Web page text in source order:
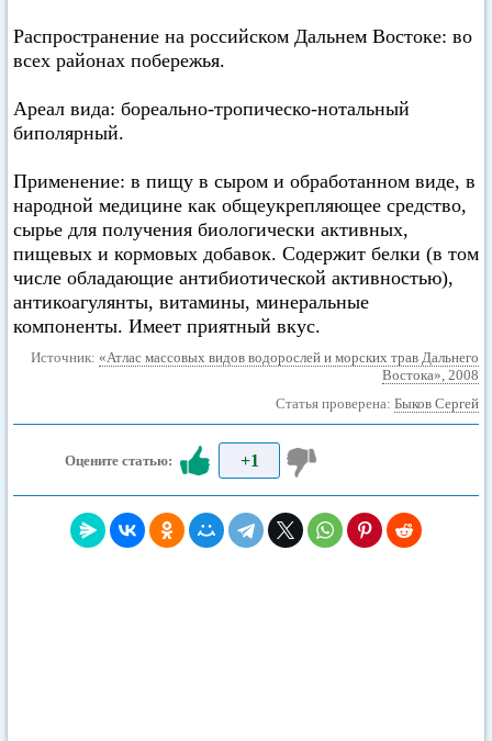
Распространение на российском Дальнем Востоке: во
всех районах побережья.
Ареал вида: бореально-тропическо-нотальный
биполярный.
Применение: в пищу в сыром и обработанном виде, в
народной медицине как общеукрепляющее средство,
сырье для получения биологически активных,
пищевых и кормовых добавок. Содержит белки (в том
числе обладающие антибиотической активностью),
антикоагулянты, витамины, минеральные
компоненты. Имеет приятный вкус.
Источник: «Атлас массовых видов водорослей и морских трав Дальнего
Востока», 2008
Статья проверена: Быков Сергей
Оцените статью: +1